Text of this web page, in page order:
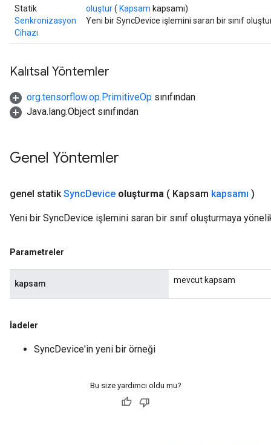
Statik
Senkronizasyon
Cihazı
oluştur( Kapsam kapsamı)
Yeni bir SyncDevice işlemini saran bir sınıf
Kalıtsal Yöntemler
org.tensorflow.op.PrimitiveOp sınıfından
Java.lang.Object sınıfından
Genel Yöntemler
genel statik SyncDevice oluşturma ( Kapsam kapsamı )
Yeni bir SyncDevice işlemini saran bir sınıf oluşturmaya
Parametreler
kapsam mevcut kapsam
İadeler
SyncDevice'in yeni bir örneği
Bu size yardımcı oldu mu?